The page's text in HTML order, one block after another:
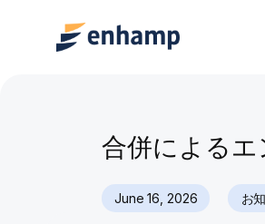
合併による
June 16, 2026 お